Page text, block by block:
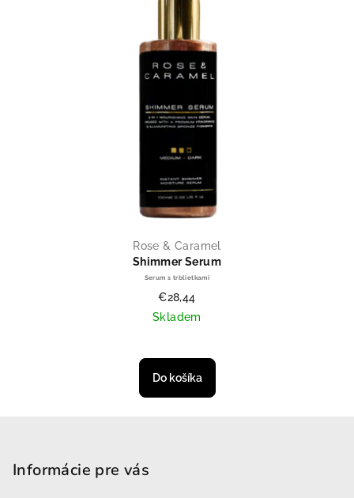
Rose & Caramel
Shimmer Serum
Serum s trblietkami
€28,44
Skladem
Do košíka
Informácie pre vás